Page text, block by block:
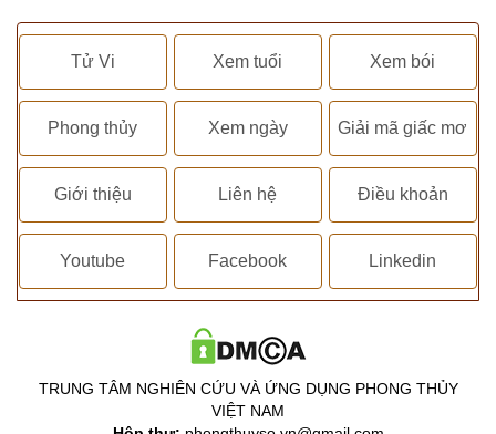
Tử Vi Xem tuổi Xem bói
Phong thủy Xem ngày Giải mã giấc mơ
Giới thiệu Liên hệ Điều khoản
Youtube Facebook Linkedin
TRUNG TÂM NGHIÊN CỨU VÀ ỨNG DỤNG PHONG THỦY
VIỆT NAM